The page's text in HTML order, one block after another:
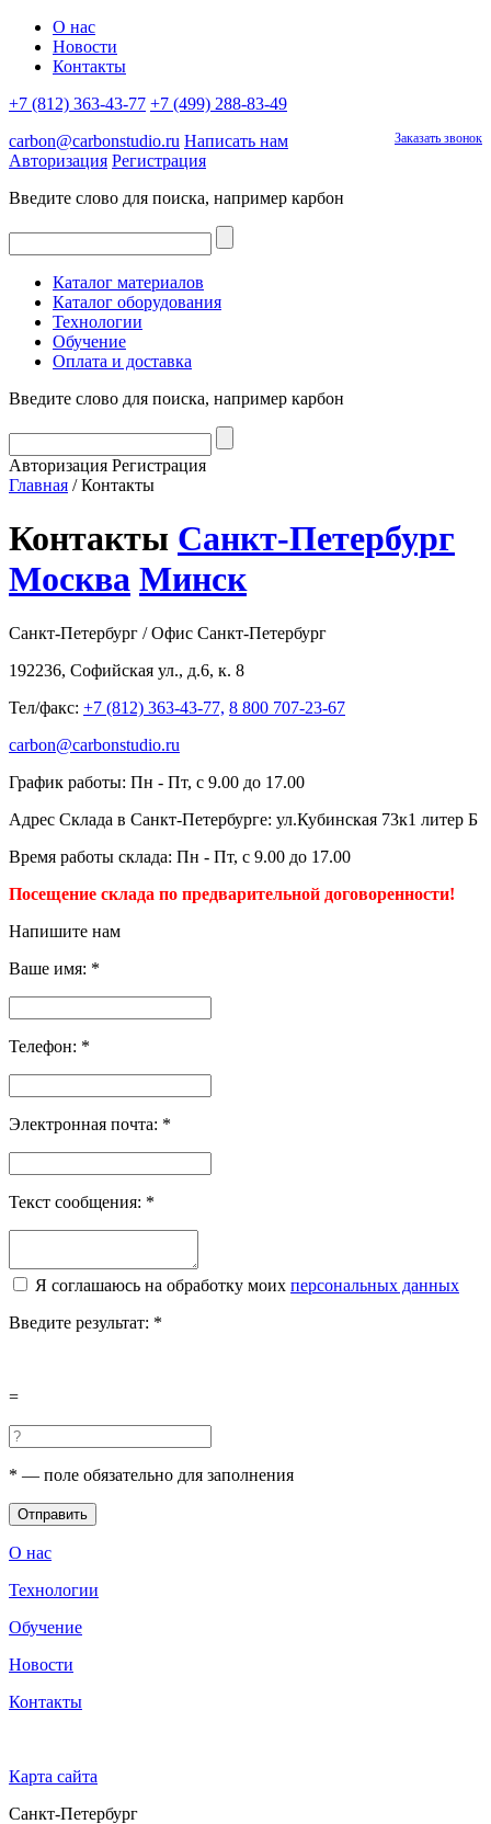
О нас
Новости
Контакты
+7 (812) 363-43-77 +7 (499) 288-83-49
Заказать звонок
carbon@carbonstudio.ru Написать нам
Авторизация Регистрация
Введите слово для поиска, например карбон
Каталог материалов
Каталог оборудования
Технологии
Обучение
Оплата и доставка
Введите слово для поиска, например карбон
Авторизация Регистрация
Главная /Контакты
Контакты Санкт-Петербург
Москва Минск
Санкт-Петербург / Офис Санкт-Петербург
192236, Софийская ул., д.6, к. 8
Тел/факс: +7 (812) 363-43-77, 8 800 707-23-67
carbon@carbonstudio.ru
График работы: Пн - Пт, с 9.00 до 17.00
Адрес Склада в Санкт-Петербурге: ул.Кубинская 73к1 литер Б
Время работы склада: Пн - Пт, с 9.00 до 17.00
Посещение склада по предварительной договоренности!
Напишите нам
Ваше имя: *
Телефон: *
Электронная почта: *
Текст сообщения: *
Я соглашаюсь на обработку моих персональных данных
Введите результат: *
=
* — поле обязательно для заполнения
Отправить
О нас
Технологии
Обучение
Новости
Контакты
Карта сайта
Санкт-Петербург